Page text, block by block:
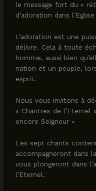
le message fort du «
d’adoration dans
L’adoration est une
délivre. Cela à toute
homme, aussi bien
nation et un peuple,
esprit.
Nous vous invitons à
« Chantres de l’Eternel
encore Seigneur »
Les sept chants
accompagneront dans
vous plongeront dans
l’Eternel.